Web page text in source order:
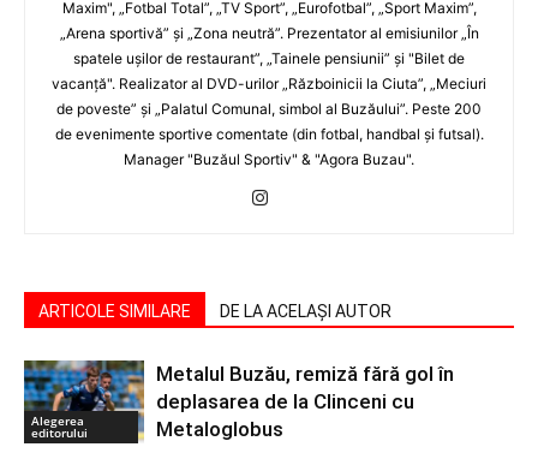
Maxim", „Fotbal Total”, „TV Sport”, „Eurofotbal”, „Sport Maxim”,
„Arena sportivă” şi „Zona neutră”. Prezentator al emisiunilor „În
spatele uşilor de restaurant”, „Tainele pensiunii” şi "Bilet de
vacanţă". Realizator al DVD-urilor „Războinicii la Ciuta”, „Meciuri
de poveste” şi „Palatul Comunal, simbol al Buzăului”. Peste 200
de evenimente sportive comentate (din fotbal, handbal şi futsal).
Manager "Buzăul Sportiv" & "Agora Buzau".
ARTICOLE SIMILARE DE LA ACELAȘI AUTOR
Alegerea
editorului
Metalul Buzău, remiză fără gol în
deplasarea de la Clinceni cu
Metaloglobus